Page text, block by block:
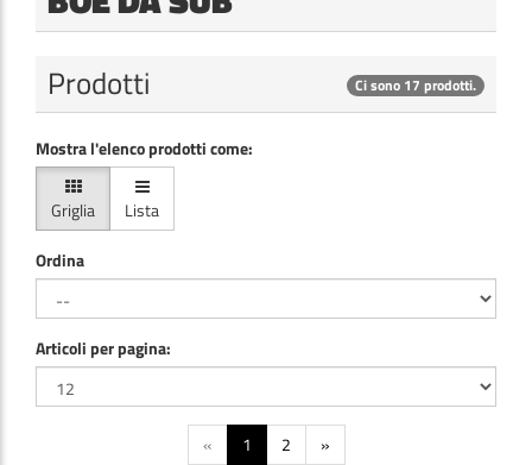
Prodotti Ci sono 17 prodotti.
Mostra l'elenco prodotti come:
Griglia
Lista
Ordina
Articoli per pagina:
« 1 2 »